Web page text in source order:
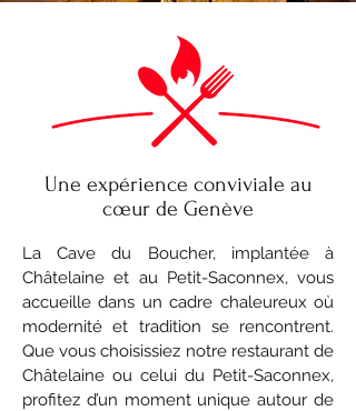
Une expérience conviviale au
cœur de Genève
La Cave du Boucher, implantée à
Châtelaine et au Petit-Saconnex, vous
accueille dans un cadre chaleureux où
modernité et tradition se rencontrent.
Que vous choisissiez notre restaurant de
Châtelaine ou celui du Petit-Saconnex,
profitez d’un moment unique autour de